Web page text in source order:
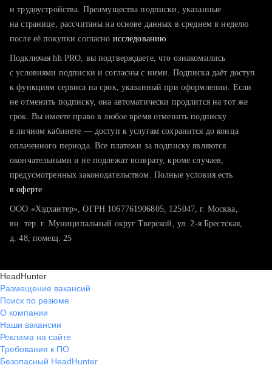
тратите много времени на поиск и вручную поднимаете
хотите сравнить себя с конкурентами и оценить шансы
и трудоустройства. Преимущества подписки, указанные
на странице, рассчитаны на основе данных в среднем в неделю
после её покупки согласно исследованию
Подключая hh PRO, вы подтверждаете, что ознакомились
с условиями подписки и согласны с ними. Подписка даёт доступ
к функциям сервиса на срок, указанный при оформлении. Если
не отменить подписку, она автоматически продлится на тот же
срок. Вы имеете право в любое время отменить подписку
в личном кабинете — доступ к услугам сохранится до конца
оплаченного периода. Все платежи за подписку являются
окончательными и не подлежат возврату, кроме случаев,
предусмотренных законодательством. Полные условия есть
в оферте
ООО «Хэдхантер», ОГРН 1067761906805, 125047, г. Москва,
вн. тер. г. Муниципальный округ Тверской, ул. 2-я Брестская,
д. 48, помещ. 25
HeadHunter
Размещение вакансий
Поиск по резюме
О компании
Наши вакансии
Реклама на сайте
Требования к ПО
Безопасный HeadHunter